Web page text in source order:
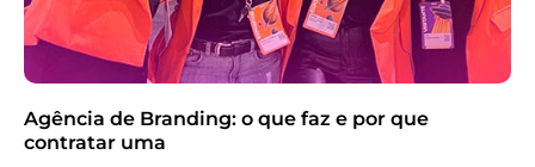
Agência de Branding: o que faz e por que
contratar uma